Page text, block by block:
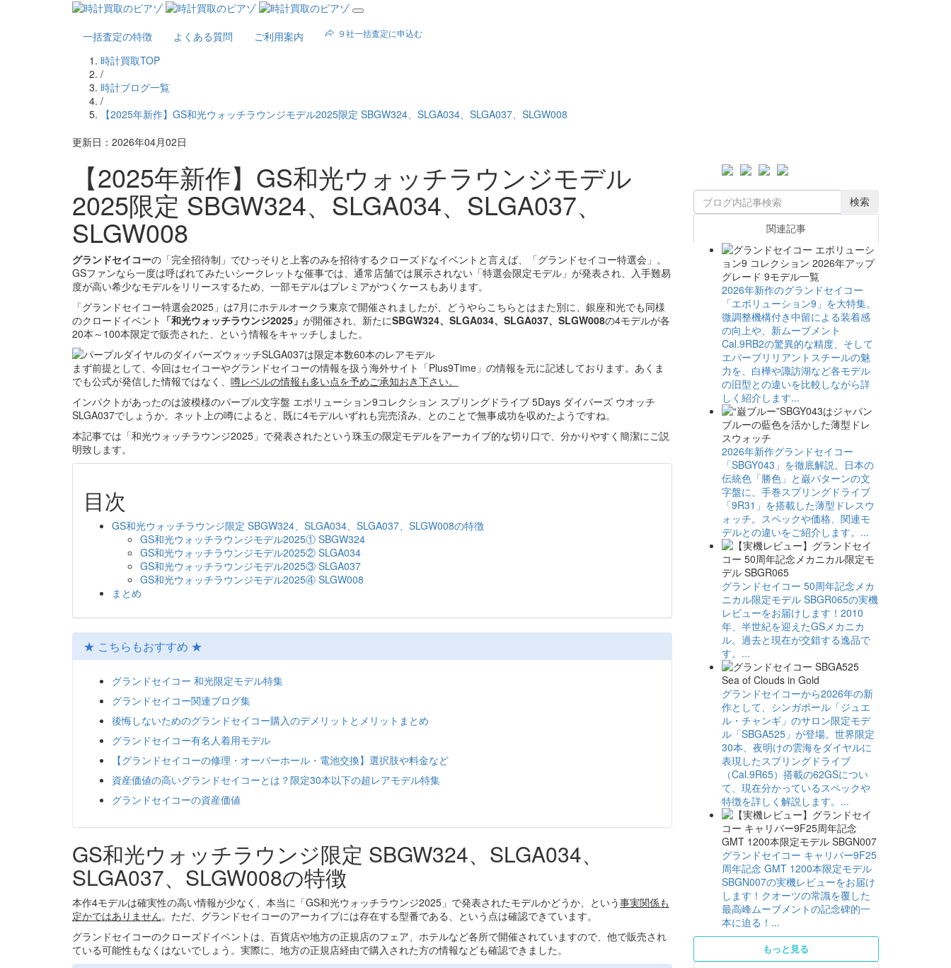
一括査定の特徴 よくある質問 ご利用案内 ９社一括査定に申込む
時計買取TOP
/
時計ブログ一覧
/
【2025年新作】GS和光ウォッチラウンジモデル2025限定 SBGW324、SLGA034、SLGA037、SLGW008
更新日：2026年04月02日
【2025年新作】GS和光ウォッチラウンジモデル
2025限定 SBGW324、SLGA034、SLGA037、
SLGW008
グランドセイコーの「完全招待制」でひっそりと上客のみを招待するクローズドなイベントと言えば、「グランドセイコー特選会」。
GSファンなら一度は呼ばれてみたいシークレットな催事では、通常店舗では展示されない「特選会限定モデル」が発表され、入手難易
度が高い希少なモデルをリリースするため、一部モデルはプレミアがつくケースもあります。
「グランドセイコー特選会2025」は7月にホテルオークラ東京で開催されましたが、どうやらこちらとはまた別に、銀座和光でも同様
のクロードイベント 「和光ウォッチラウンジ2025」 が開催され、新たにSBGW324、SLGA034、SLGA037、SLGW008の4モデルが各
20本～100本限定で販売された、という情報をキャッチしました。
まず前提として、今回はセイコーやグランドセイコーの情報を扱う海外サイト「Plus9Time」の情報を元に記述しております。あくま
でも公式が発信した情報ではなく、 噂レベルの情報も多い点を予めご承知おき下さい。
インパクトがあったのは波模様のパープル文字盤 エボリューション9コレクション スプリングドライブ 5Days ダイバーズ ウオッチ
SLGA037でしょうか。ネット上の噂によると、既に4モデルいずれも完売済み、とのことで無事成功を収めたようですね。
本記事では「和光ウォッチラウンジ2025」で発表されたという珠玉の限定モデルをアーカイブ的な切り口で、分かりやすく簡潔にご説
明致します。
目次
GS和光ウォッチラウンジ限定 SBGW324、SLGA034、SLGA037、SLGW008の特徴
GS和光ウォッチラウンジモデル2025① SBGW324
GS和光ウォッチラウンジモデル2025② SLGA034
GS和光ウォッチラウンジモデル2025③ SLGA037
GS和光ウォッチラウンジモデル2025④ SLGW008
まとめ
★ こちらもおすすめ ★
グランドセイコー 和光限定モデル特集
グランドセイコー関連ブログ集
後悔しないためのグランドセイコー購入のデメリットとメリットまとめ
グランドセイコー有名人着用モデル
【グランドセイコーの修理・オーバーホール・電池交換】選択肢や料金など
資産価値の高いグランドセイコーとは？限定30本以下の超レアモデル特集
グランドセイコーの資産価値
GS和光ウォッチラウンジ限定 SBGW324、SLGA034、
SLGA037、SLGW008の特徴
本作4モデルは確実性の高い情報が少なく、本当に「GS和光ウォッチラウンジ2025」で発表されたモデルかどうか、という事実関係も
定かではありません。ただ、グランドセイコーのアーカイブには存在する型番である、という点は確認できています。
グランドセイコーのクローズドイベントは、百貨店や地方の正規店のフェア、ホテルなど各所で開催されていますので、他で販売され
ている可能性もなくはないでしょう。実際に、地方の正規店経由で購入された方の情報なども確認できました。
検索
関連記事
2026年新作のグランドセイコー
「エボリューション9」を大特集。
微調整機構付き中留による装着感
の向上や、新ムーブメント
Cal.9RB2の驚異的な精度、そして
エバーブリリアントスチールの魅
力を、白樺や諏訪湖など各モデル
の旧型との違いを比較しながら詳
しく紹介します...
2026年新作グランドセイコー
「SBGY043」を徹底解説。日本の
伝統色「勝色」と巌パターンの文
字盤に、手巻スプリングドライブ
「9R31」を搭載した薄型ドレスウ
ォッチ。スペックや価格、関連モ
デルとの違いをご紹介します。...
グランドセイコー 50周年記念メカ
ニカル限定モデル SBGR065の実機
レビューをお届けします！2010
年、半世紀を迎えたGSメカニカ
ル。過去と現在が交錯する逸品で
す。...
グランドセイコーから2026年の新
作として、シンガポール「ジュエ
ル・チャンギ」のサロン限定モデ
ル「SBGA525」が登場。世界限定
30本、夜明けの雲海をダイヤルに
表現したスプリングドライブ
（Cal.9R65）搭載の62GSについ
て、現在分かっているスペックや
特徴を詳しく解説します。...
グランドセイコー キャリバー9F25
周年記念 GMT 1200本限定モデル
SBGN007の実機レビューをお届け
します！クオーツの常識を覆した
最高峰ムーブメントの記念碑的一
本に迫る！...
もっと見る